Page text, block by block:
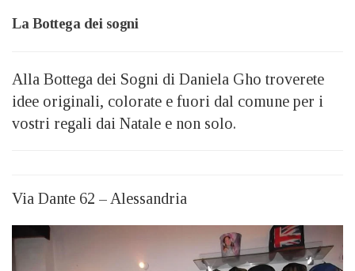
La Bottega dei sogni
Alla Bottega dei Sogni di Daniela Gho troverete
idee originali, colorate e fuori dal comune per i
vostri regali dai Natale e non solo.
Via Dante 62 – Alessandria